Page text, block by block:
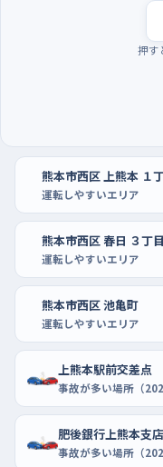
る帯を外すのが無難。
火曜は逆に動きが多く
から昼にかけてが走り
る。上熊本側で練習す
い。
押す
熊本市西区 上熊本 １
運転しやすいエリア
熊本市西区 春日 ３丁目
運転しやすいエリア
熊本市西区 池亀町
運転しやすいエリア
上熊本駅前交差点
事故が多い場所（
肥後銀行上熊本支
事故が多い場所（